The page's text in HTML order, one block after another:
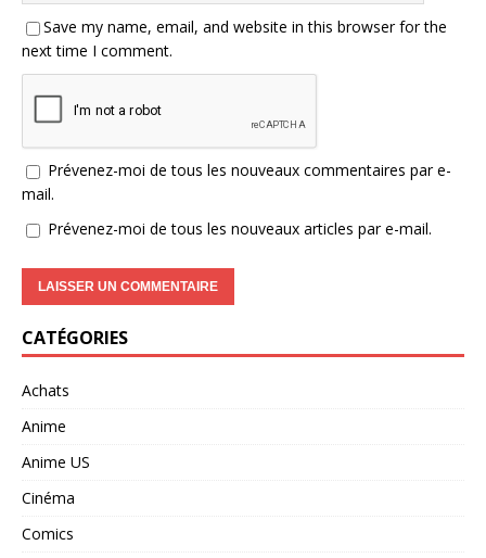
Save my name, email, and website in this browser for the
next time I comment.
Prévenez-moi de tous les nouveaux commentaires par e-
mail.
Prévenez-moi de tous les nouveaux articles par e-mail.
CATÉGORIES
Achats
Anime
Anime US
Cinéma
Comics